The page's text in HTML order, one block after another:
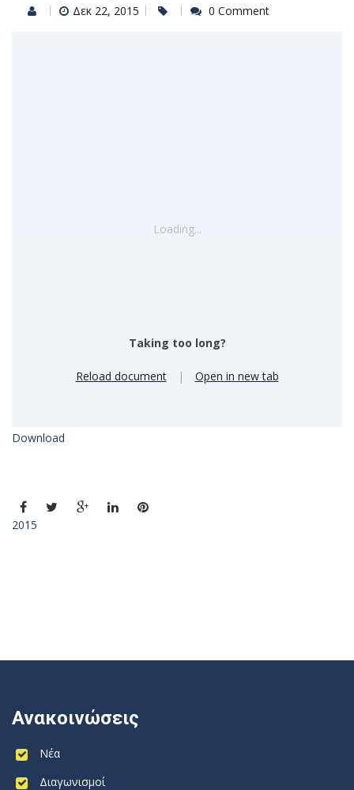
Δεκ 22, 2015 0 Comment
Loading...
Taking too long?
Reload document | Open in new tab
Download
2015
Ανακοινώσεις
Νέα
Διαγωνισμοί